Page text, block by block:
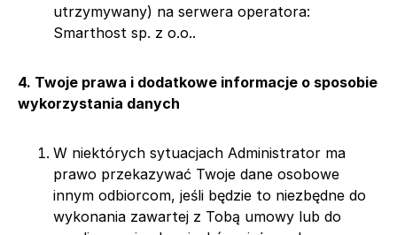
utrzymywany) na serwera operatora:
Smarthost sp. z o.o..
4. Twoje prawa i dodatkowe informacje o sposobie
wykorzystania danych
W niektórych sytuacjach Administrator ma
prawo przekazywać Twoje dane osobowe
innym odbiorcom, jeśli będzie to niezbędne do
wykonania zawartej z Tobą umowy lub do